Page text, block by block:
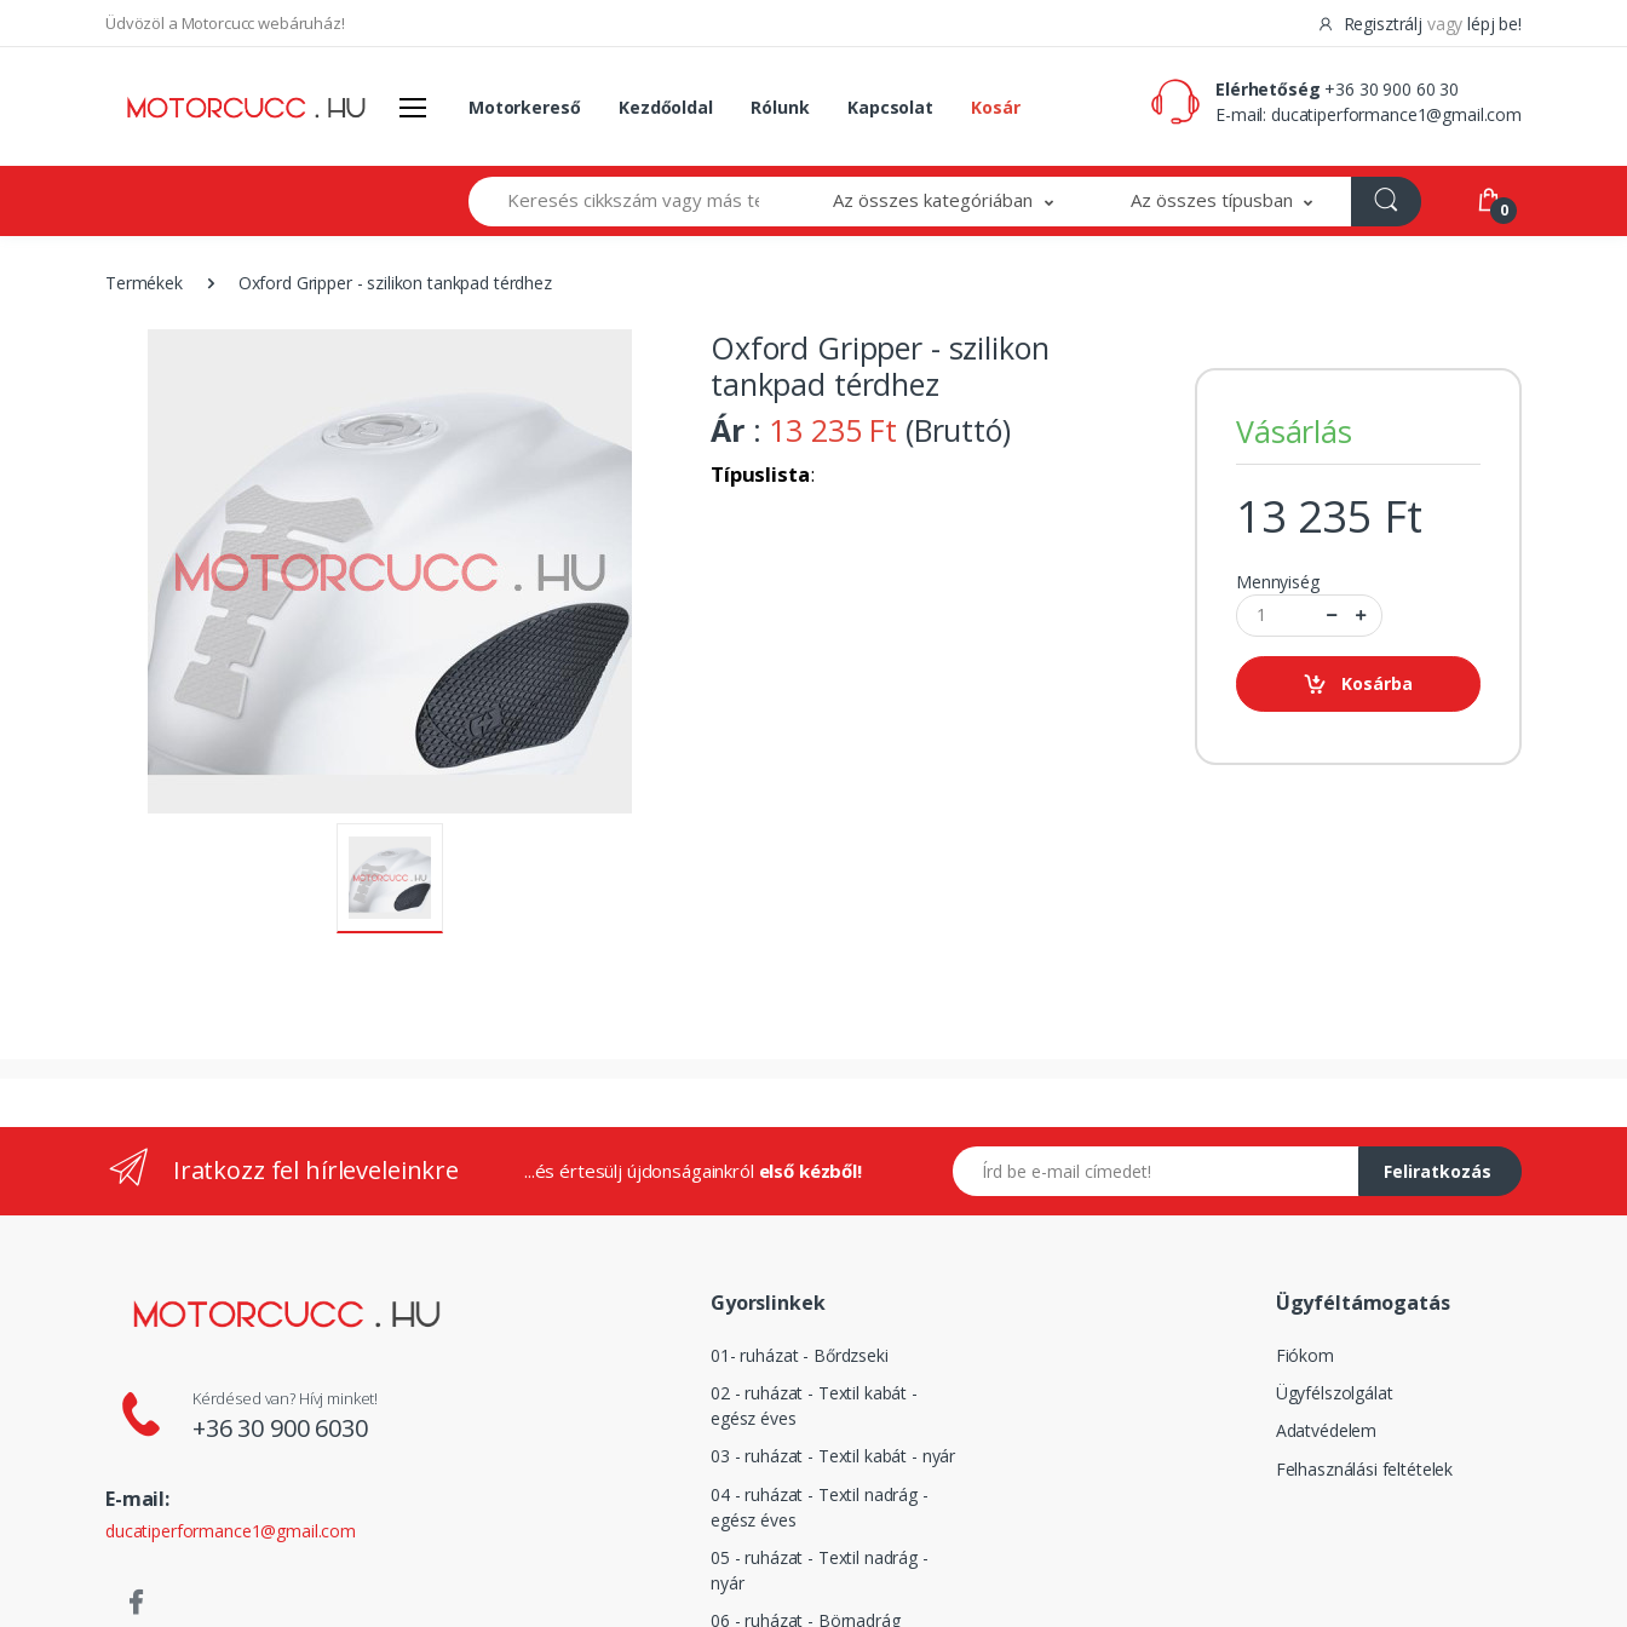
Üdvözöl a Motorcucc webáruház! Regisztrálj vagy lépj be!
Motorkereső Kezdőoldal Rólunk Kapcsolat Kosár
Elérhetőség +36 30 900 60 30
E-mail:ducatiperformance1@gmail.com
Search Az összes kategóriában Az összes típusban 0
Termékek Oxford Gripper - szilikon tankpad térdhez
Oxford Gripper - szilikon
tankpad térdhez
Ár : 13 235 Ft (Bruttó)
Típuslista:
Vásárlás
13 235 Ft
Mennyiség
Kosárba
Iratkozz fel hírleveleinkre ...és értesülj újdonságainkról első kézből!
E-mail címed
Feliratkozás
Kérdésed van? Hívj minket!
+36 30 900 6030
E-mail:
ducatiperformance1@gmail.com
Gyorslinkek
01- ruházat - Bőrdzseki
02 - ruházat - Textil kabát -
egész éves
03 - ruházat - Textil kabát - nyár
04 - ruházat - Textil nadrág -
egész éves
05 - ruházat - Textil nadrág -
nyár
06 - ruházat - Börnadrág
Ügyféltámogatás
Fiókom
Ügyfélszolgálat
Adatvédelem
Felhasználási feltételek